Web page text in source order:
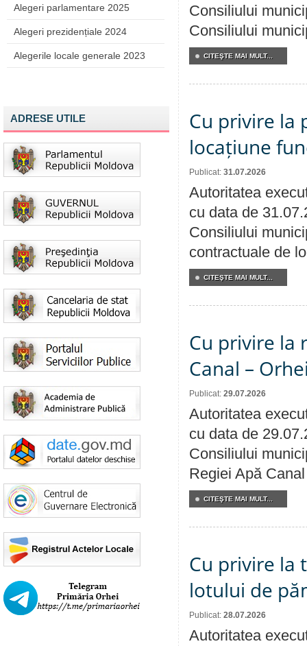
Alegeri parlamentare 2025
Alegeri prezidențiale 2024
Alegerile locale generale 2023
ADRESE UTILE
Consiliului
Consiliului
CITEŞTE MAI MULT...
Cu privire la
locațiune
Publicat: 31.07.2026
Autoritatea
cu data de
Consiliului
contractuale de
CITEŞTE MAI MULT...
Cu privire la
Canal –
Publicat: 29.07.2026
Autoritatea
cu data de
Consiliului
Regiei Apă
CITEŞTE MAI MULT...
Cu privire la
lotului de
Publicat: 28.07.2026
Autoritatea